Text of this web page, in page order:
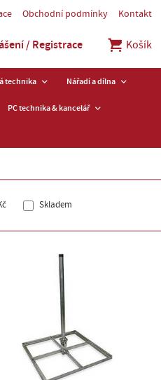
Obchodní podmínky Kontakt
/ Registrace Košík
technika Nářadí a dílna
PC technika & kancelář
Skladem